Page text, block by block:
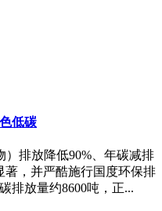
低碳
）排放降低90%、年碳减排
著，并严酷施行国度环保排
排放量约8600吨，正...